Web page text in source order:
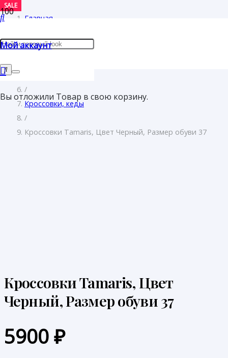
Мой аккаунт
Вы отложили Товар в свою корзину.
Главная
Женщинам
/
Кроссовки, кеды
/
Кроссовки Tamaris, Цвет Черный, Размер обуви 37
Кроссовки Tamaris, Цвет
Черный, Размер обуви 37
5900₽
SALE
SALE
SALE
SALE